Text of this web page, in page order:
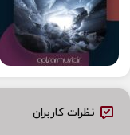
نظرات کاربران